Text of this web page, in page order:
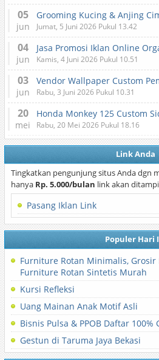
05
jun Jumat, 5 Juni 2026 Pukul 13.42
04
jun
Jasa Promosi Iklan Online
Kamis, 4 Juni 2026 Pukul 10.51
03
jun
Vendor Wallpaper Custom
Rabu, 3 Juni 2026 Pukul 10.31
20
mei
Honda Monkey 125 Custom
Rabu, 20 Mei 2026 Pukul 18.16
Link Anda
Tingkatkan pengunjung situs Anda dgn
hanya Rp. 5.000/bulan link akan
Pasang Iklan Link
Populer Hari
Furniture Rotan Minimalis, Grosir
Furniture Rotan Sintetis Murah
Kursi Refleksi
Uang Mainan Anak Motif Asli
Bisnis Pulsa & PPOB Daftar 100%
Gestun di Taruma Jaya Bekasi